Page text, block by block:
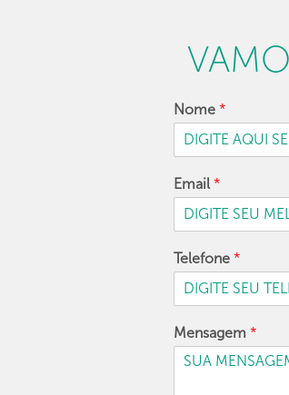
Nome *
Email *
Telefone *
Mensagem *